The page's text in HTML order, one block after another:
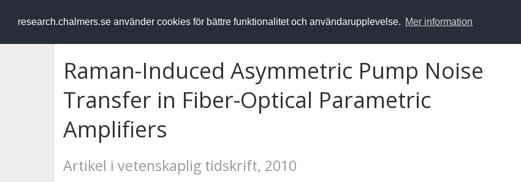
research.chalmers.se använder cookies för bättre funktionalitet och användarupplevelse. Mer information
RESEARCH.chalmers.se
Raman-Induced Asymmetric Pump Noise
Transfer in Fiber-Optical Parametric
Amplifiers
Artikel i vetenskaplig tidskrift, 2010